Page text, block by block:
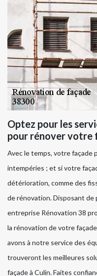
Optez pour les
pour rénover votre
Avec le temps, votre façade
intempéries ; et si votre
détérioration, comme des
de rénovation. Disposant de
entreprise Rénovation 38
la rénovation de votre
avons à notre service des
trouveront les meilleures
façade à Culin. Faites